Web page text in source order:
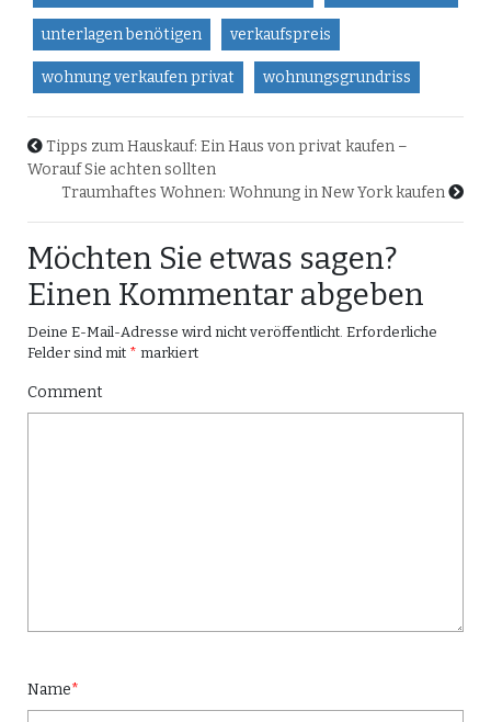
unterlagen benötigen verkaufspreis
wohnung verkaufen privat wohnungsgrundriss
Tipps zum Hauskauf: Ein Haus von privat kaufen –
Worauf Sie achten sollten
Traumhaftes Wohnen: Wohnung in New York kaufen
Möchten Sie etwas sagen?
Einen Kommentar abgeben
Deine E-Mail-Adresse wird nicht veröffentlicht. Erforderliche
Felder sind mit * markiert
Comment
Name*